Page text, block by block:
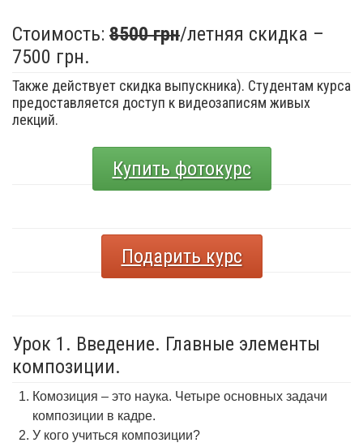
Стоимость: 8500 грн/летняя скидка –
7500 грн.
Также действует скидка выпускника). Студентам курса
предоставляется доступ к видеозаписям живых
лекций.
Купить фотокурс
Подарить курс
Урок 1. Введение. Главные элементы
композиции.
Комозиция – это наука. Четыре основных задачи
композиции в кадре.
У кого учиться композиции?